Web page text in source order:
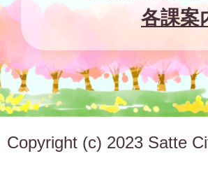
各課案
Copyright (c) 2023 Satte